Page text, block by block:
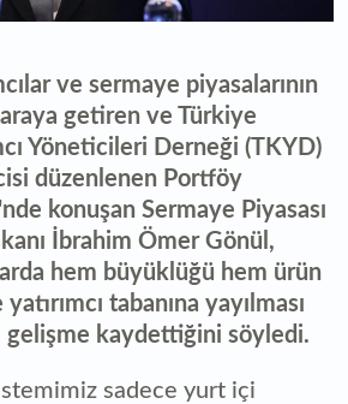
ve sermaye piyasalarının
getiren ve Türkiye
Yöneticileri Derneği (TKYD)
düzenlenen Portföy
konuşan Sermaye Piyasası
İbrahim Ömer Gönül,
hem büyüklüğü hem ürün
tabanına yayılması
gelişme kaydettiğini söyledi.
sadece yurt içi